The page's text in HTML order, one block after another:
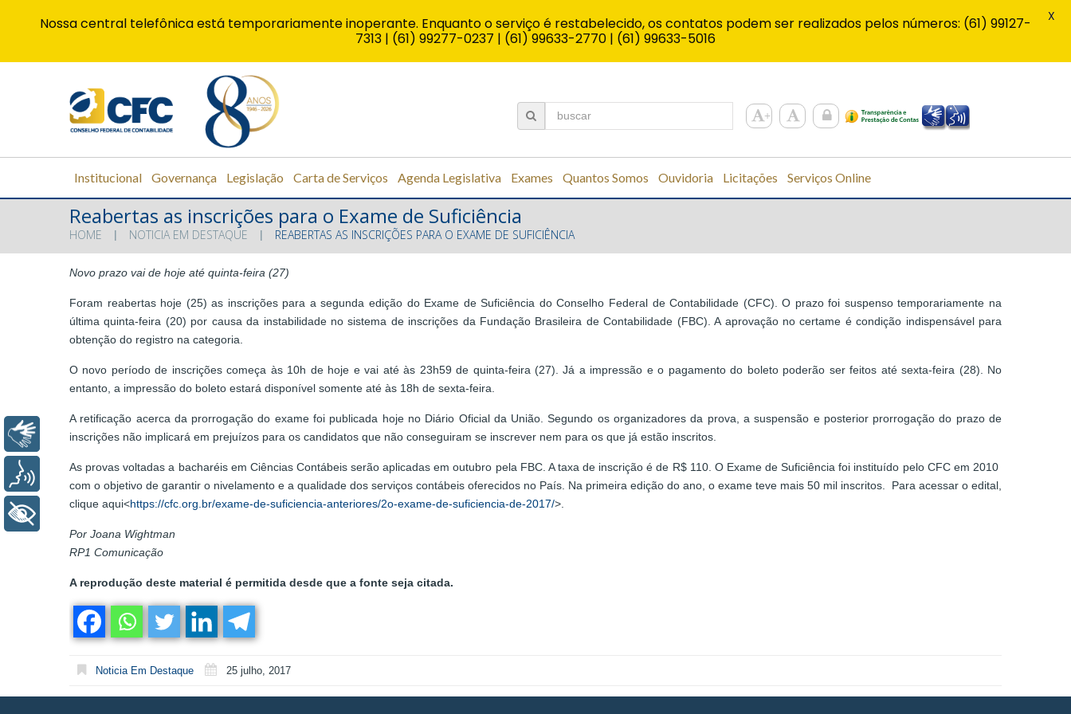
Institucional Governança Legislação Carta de Serviços Agenda Legislativa Exames Quantos Somos Ouvidoria Licitações Serviços Online
Reabertas as inscrições para o Exame de Suficiência
HOME NOTICIA EM DESTAQUE REABERTAS AS INSCRIÇÕES PARA O EXAME DE SUFICIÊNCIA
Novo prazo vai de hoje até quinta-feira (27)
Foram reabertas hoje (25) as inscrições para a segunda edição do Exame de Suficiência do Conselho Federal de Contabilidade (CFC). O prazo foi suspenso temporariamente na
última quinta-feira (20) por causa da instabilidade no sistema de inscrições da Fundação Brasileira de Contabilidade (FBC). A aprovação no certame é condição indispensável para
obtenção do registro na categoria.
O novo período de inscrições começa às 10h de hoje e vai até às 23h59 de quinta-feira (27). Já a impressão e o pagamento do boleto poderão ser feitos até sexta-feira (28). No
entanto, a impressão do boleto estará disponível somente até às 18h de sexta-feira.
A retificação acerca da prorrogação do exame foi publicada hoje no Diário Oficial da União. Segundo os organizadores da prova, a suspensão e posterior prorrogação do prazo de
inscrições não implicará em prejuízos para os candidatos que não conseguiram se inscrever nem para os que já estão inscritos.
As provas voltadas a bacharéis em Ciências Contábeis serão aplicadas em outubro pela FBC. A taxa de inscrição é de R$ 110. O Exame de Suficiência foi instituído pelo CFC em 2010
com o objetivo de garantir o nivelamento e a qualidade dos serviços contábeis oferecidos no País. Na primeira edição do ano, o exame teve mais 50 mil inscritos. Para acessar o edital,
clique aqui<https://cfc.org.br/exame-de-suficiencia-anteriores/2o-exame-de-suficiencia-de-2017/>.
Por Joana Wightman
RP1 Comunicação
A reprodução deste material é permitida desde que a fonte seja citada.
Noticia Em Destaque 25 julho, 2017
Nossa central telefônica está temporariamente inoperante. Enquanto o serviço é restabelecido, os contatos podem ser realizados pelos números: (61) 99127-
7313 | (61) 99277-0237 | (61) 99633-2770 | (61) 99633-5016
X
Libras
Voz
+ Acessibilidade